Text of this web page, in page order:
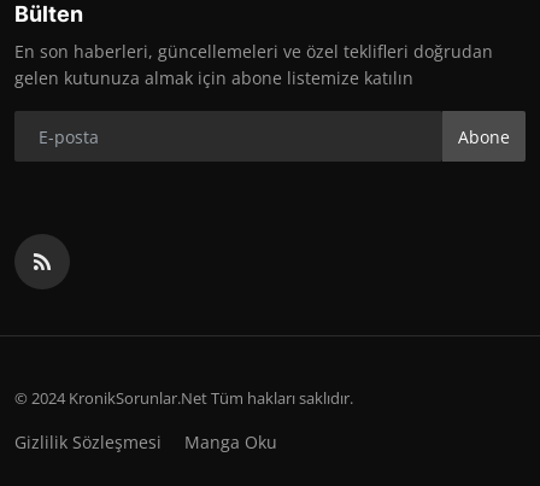
Bülten
En son haberleri, güncellemeleri ve özel teklifleri doğrudan
gelen kutunuza almak için abone listemize katılın
Abone
© 2024 KronikSorunlar.Net Tüm hakları saklıdır.
Gizlilik Sözleşmesi Manga Oku